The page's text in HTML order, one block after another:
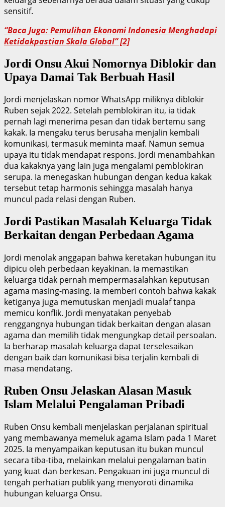
sensitif.
“Baca Juga: Pemulihan Ekonomi Indonesia Menghadapi
Ketidakpastian Skala Global” [2]
Jordi Onsu Akui Nomornya Diblokir dan
Upaya Damai Tak Berbuah Hasil
Jordi menjelaskan nomor WhatsApp miliknya diblokir
Ruben sejak 2022. Setelah pemblokiran itu, ia tidak
pernah lagi menerima pesan dan tidak bertemu sang
kakak. Ia mengaku terus berusaha menjalin kembali
komunikasi, termasuk meminta maaf. Namun semua
upaya itu tidak mendapat respons. Jordi menambahkan
dua kakaknya yang lain juga mengalami pemblokiran
serupa. Ia menegaskan hubungan dengan kedua kakak
tersebut tetap harmonis sehingga masalah hanya
muncul pada relasi dengan Ruben.
Jordi Pastikan Masalah Keluarga Tidak
Berkaitan dengan Perbedaan Agama
Jordi menolak anggapan bahwa keretakan hubungan itu
dipicu oleh perbedaan keyakinan. Ia memastikan
keluarga tidak pernah mempermasalahkan keputusan
agama masing-masing. Ia memberi contoh bahwa kakak
ketiganya juga memutuskan menjadi mualaf tanpa
memicu konflik. Jordi menyatakan penyebab
renggangnya hubungan tidak berkaitan dengan alasan
agama dan memilih tidak mengungkap detail persoalan.
Ia berharap masalah keluarga dapat terselesaikan
dengan baik dan komunikasi bisa terjalin kembali di
masa mendatang.
Ruben Onsu Jelaskan Alasan Masuk
Islam Melalui Pengalaman Pribadi
Ruben Onsu kembali menjelaskan perjalanan spiritual
yang membawanya memeluk agama Islam pada 1 Maret
2025. Ia menyampaikan keputusan itu bukan muncul
secara tiba-tiba, melainkan melalui pengalaman batin
yang kuat dan berkesan. Pengakuan ini juga muncul di
tengah perhatian publik yang menyoroti dinamika
hubungan keluarga Onsu.